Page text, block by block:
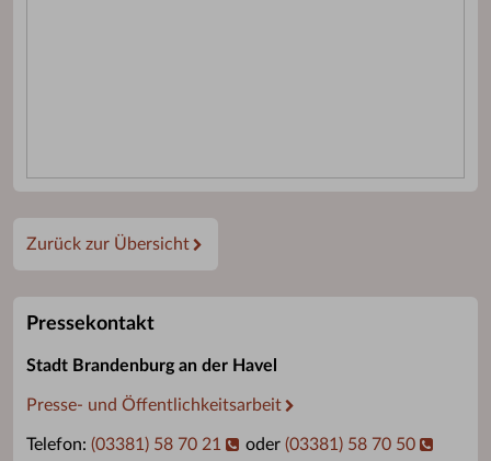
Zurück zur Übersicht
Pressekontakt
Stadt Brandenburg an der Havel
Presse- und Öffentlichkeitsarbeit
Telefon: (03381) 58 70 21 oder (03381) 58 70 50